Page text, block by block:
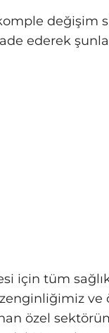
değişim
ederek
için tüm
ve
özel